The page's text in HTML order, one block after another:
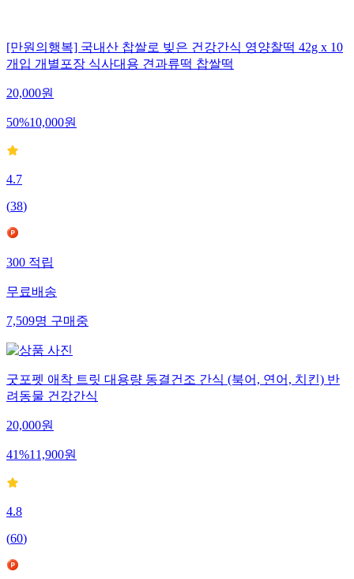
[만원의행복] 국내산 찹쌀로 빚은 건강간식 영양찰떡 42g x 10
개입 개별포장 식사대용 견과류떡 찹쌀떡
20,000원
50%10,000원
4.7
(38)
300 적립
무료배송
7,509명 구매중
굿포펫 애착 트릿 대용량 동결건조 간식 (북어, 연어, 치킨) 반
려동물 건강간식
20,000원
41%11,900원
4.8
(60)